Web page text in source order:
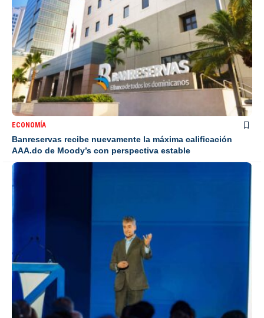
ECONOMÍA
Banreservas recibe nuevamente la máxima calificación
AAA.do de Moody’s con perspectiva estable